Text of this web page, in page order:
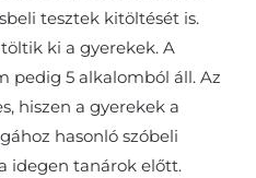
tesztek kitöltését is.
töltik ki a gyerekek. A
pedig 5 alkalomból áll. Az
hiszen a gyerekek a
hasonló szóbeli
idegen tanárok előtt.